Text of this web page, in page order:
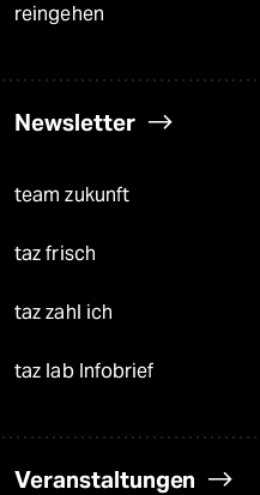
reingehen
Newsletter
team zukunft
taz frisch
taz zahl ich
taz lab Infobrief
Veranstaltungen